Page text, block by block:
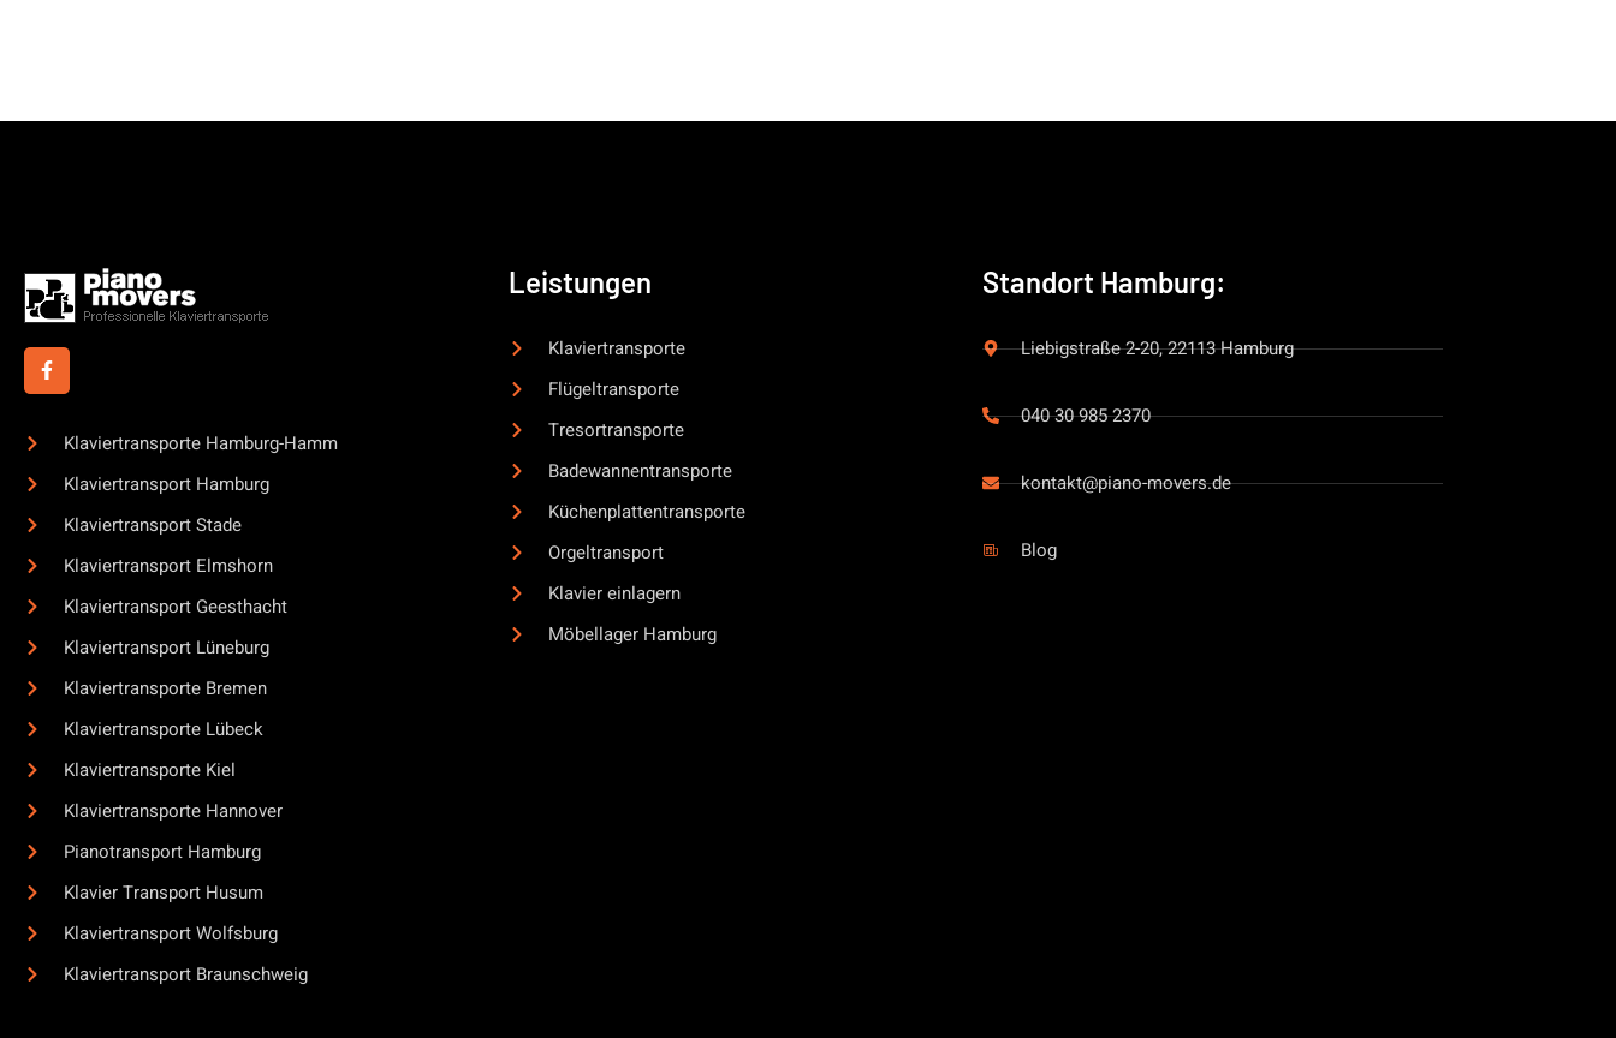
Klaviertransporte Hamburg-Hamm
Klaviertransport Hamburg
Klaviertransport Stade
Klaviertransport Elmshorn
Klaviertransport Geesthacht
Klaviertransport Lüneburg
Klaviertransporte Bremen
Klaviertransporte Lübeck
Klaviertransporte Kiel
Klaviertransporte Hannover
Pianotransport Hamburg
Klavier Transport Husum
Klaviertransport Wolfsburg
Klaviertransport Braunschweig
Leistungen
Klaviertransporte
Flügeltransporte
Tresortransporte
Badewannentransporte
Küchenplattentransporte
Orgeltransport
Klavier einlagern
Möbellager Hamburg
Standort Hamburg:
Liebigstraße 2-20, 22113 Hamburg
040 30 985 2370
kontakt@piano-movers.de
Blog